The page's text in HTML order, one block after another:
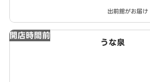
出前館がお届け
開店時間前
うな泉